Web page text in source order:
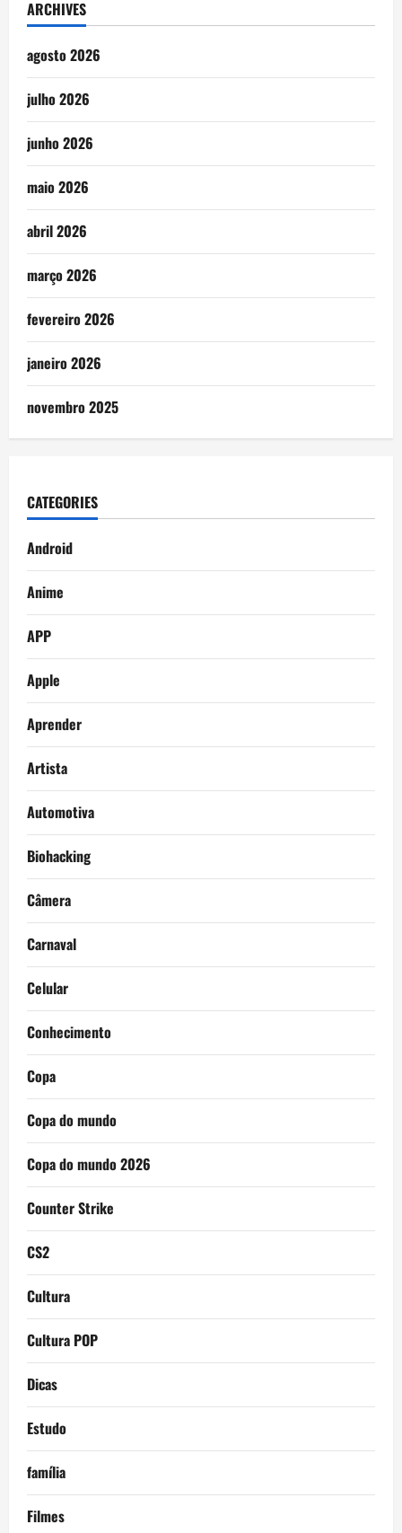
ARCHIVES
agosto 2026
julho 2026
junho 2026
maio 2026
abril 2026
março 2026
fevereiro 2026
janeiro 2026
novembro 2025
CATEGORIES
Android
Anime
APP
Apple
Aprender
Artista
Automotiva
Biohacking
Câmera
Carnaval
Celular
Conhecimento
Copa
Copa do mundo
Copa do mundo 2026
Counter Strike
CS2
Cultura
Cultura POP
Dicas
Estudo
família
Filmes